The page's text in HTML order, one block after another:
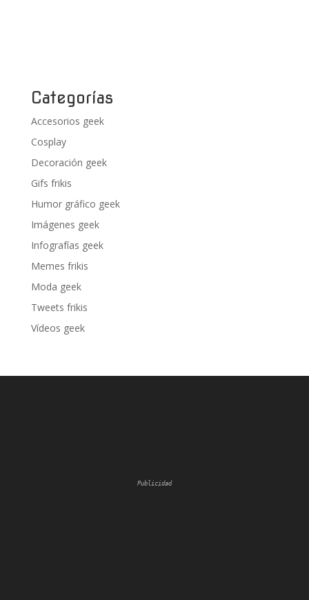
Categorías
Accesorios geek
Cosplay
Decoración geek
Gifs frikis
Humor gráfico geek
Imágenes geek
Infografías geek
Memes frikis
Moda geek
Tweets frikis
Vídeos geek
Publicidad